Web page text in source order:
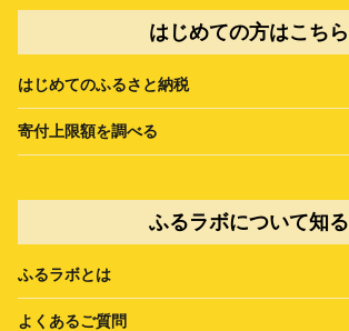
はじめての方はこちら
はじめてのふるさと納税
寄付上限額を調べる
ふるラボについて知る
ふるラボとは
よくあるご質問